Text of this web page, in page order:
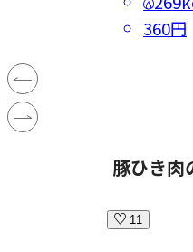
360円
豚ひき肉
11